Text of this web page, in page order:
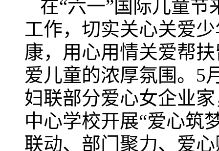
在“六一”国际儿童
工作，切实关心关爱
康，用心用情关爱帮
爱儿童的浓厚氛围。5
妇联部分爱心女企业
中心学校开展“爱心筑
联动、部门聚力、爱